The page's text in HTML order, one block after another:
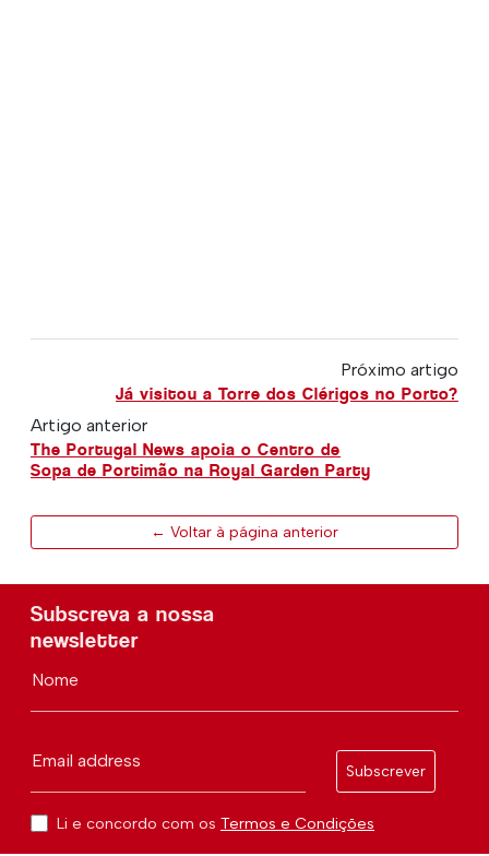
Próximo artigo
Já visitou a Torre dos Clérigos no Porto?
Artigo anterior
The Portugal News apoia o Centro de
Sopa de Portimão na Royal Garden Party
← Voltar à página anterior
Subscreva a nossa
newsletter
Nome
Email address
Subscrever
Li e concordo com os Termos e Condições